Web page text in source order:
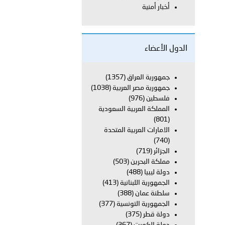
تطلع وفد الشرطة الإيطالية على منظومتي التأهيل الشرطي
تنظم حملة للتبرع بالدم في منطقة الظفرة تعزيزا للمسؤولية
الأميريين معالي النائب الأول لرئيس مجلس الوزراء
العام..
أعمال الاجتماع الثالث عشر للجنة رؤساء الاتحادات الرياضية
مع سفراء وممثلي دول ومنظمات دولية تنفيذ المرحلة الثانية
أخبار أمنية
الدول الأعضاء
جمهورية العراق (1357)
جمهورية مصر العربية (1038)
فلسطين(976)
المملكة العربية السعودية
(801)
الامارات العربية المتحدة
(740)
الجزائر (719)
مملكة البحرين (503)
دولة ليبيا (488)
الجمهورية اللبنانية (413)
سلطنة عمان (388)
الجمهورية التونسية (377)
دولة قطر (375)